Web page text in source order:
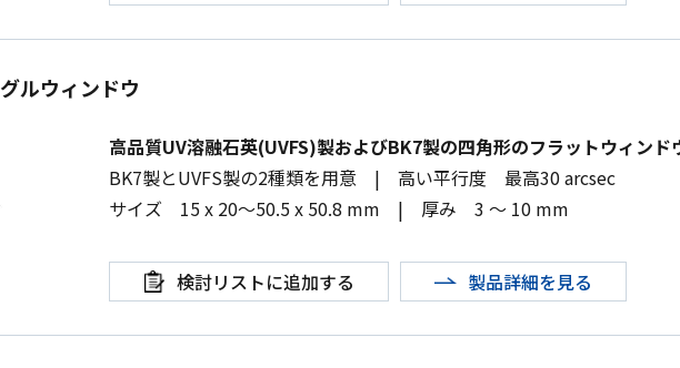
ルウィンドウ
高品質UV溶融石英(UVFS)製およびBK7製の四角形のフラットウィンド
BK7製とUVFS製の2種類を用意 | 高い平行度 最高30 arcsec
サイズ 15 x 20～50.5 x 50.8 mm | 厚み 3 ～ 10 mm
検討リストに追加する 製品詳細を見る